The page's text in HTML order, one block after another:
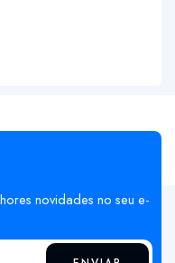
novidades no seu e-